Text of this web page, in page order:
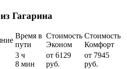
Гагарина
Время в
пути
Стоимость
Эконом
Стоимость
Комфорт
3 ч
8 мин
от 6129
руб.
от 7945
руб.